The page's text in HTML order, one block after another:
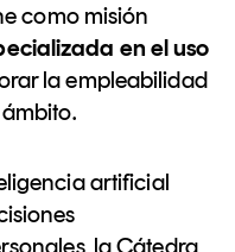
como misión
en el uso
la empleabilidad
artificial